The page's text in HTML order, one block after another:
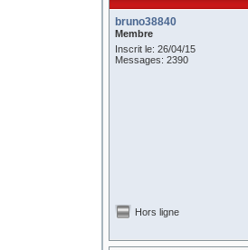
bruno38840
Membre
Inscrit le: 26/04/15
Messages: 2390
Hors ligne